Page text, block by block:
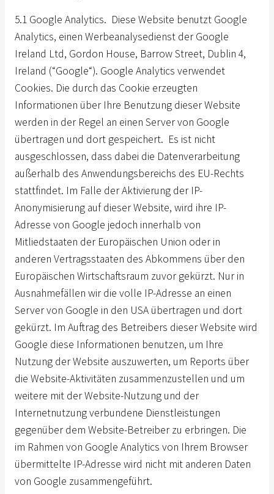
5.1 Google Analytics. Diese Website benutzt Google
Analytics, einen Werbeanalysedienst der Google
Ireland Ltd, Gordon House, Barrow Street, Dublin 4,
Ireland (“Google“). Google Analytics verwendet
Cookies. Die durch das Cookie erzeugten
Informationen über Ihre Benutzung dieser Website
werden in der Regel an einen Server von Google
übertragen und dort gespeichert. Es ist nicht
ausgeschlossen, dass dabei die Datenverarbeitung
außerhalb des Anwendungsbereichs des EU-Rechts
stattfindet. Im Falle der Aktivierung der IP-
Anonymisierung auf dieser Website, wird ihre IP-
Adresse von Google jedoch innerhalb von
Mitliedstaaten der Europäischen Union oder in
anderen Vertragsstaaten des Abkommens über den
Europäischen Wirtschaftsraum zuvor gekürzt. Nur in
Ausnahmefällen wir die volle IP-Adresse an einen
Server von Google in den USA übertragen und dort
gekürzt. Im Auftrag des Betreibers dieser Website wird
Google diese Informationen benutzen, um Ihre
Nutzung der Website auszuwerten, um Reports über
die Website-Aktivitäten zusammenzustellen und um
weitere mit der Website-Nutzung und der
Internetnutzung verbundene Dienstleistungen
gegenüber dem Website-Betreiber zu erbringen. Die
im Rahmen von Google Analytics von Ihrem Browser
übermittelte IP-Adresse wird nicht mit anderen Daten
von Google zusammengeführt.